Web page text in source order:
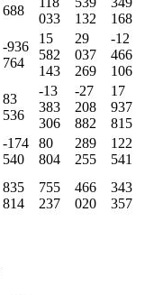
688
033
132
168
-936
764
15
582
143
29
037
269
-12
466
106
83
536
-13
383
306
-27
208
882
17
937
815
-174
540
80
804
289
255
122
541
835
814
755
237
466
020
343
357